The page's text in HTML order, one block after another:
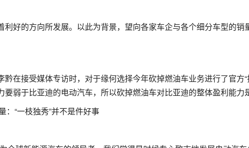
利好的方向所发展。以此为背景，望向各家车企与各个细分车型的销
黔在接受媒体专访时，对于缘何选择今年砍掉燃油车业务进行了官方“
要弱于比亚迪的电动汽车，所以砍掉燃油车对比亚迪的整体盈利能力